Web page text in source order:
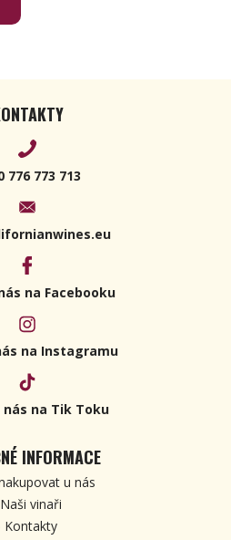
776 773 713
na Facebooku
na Instagramu
nás na Tik Toku
INFORMACE
u nás
Naši vinaři
Kontakty